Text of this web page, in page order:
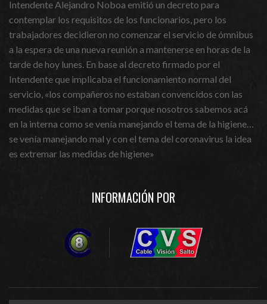
Intendente Alejandro Noboa emitió un decreto para
contemplar los requisitos de los funcionarios, pero los
trabajadores decidieron no comenzar el servicio de ómnibus
a la espera de una nueva reunión a mantenerse en horas de la
tarde de hoy lunes. En base al decreto firmado por el
Intendente que implicaba el funcionamiento normal del
servicio, «los compañeros no estaban convencidos con las
medidas que se iban a tomar porque nosotros sabemos acá
en la interna como se venía manejando el tema de la higiene…
se venía manejando mal y con el tema del coronavirus la idea
es extremar las medidas de higiene»
INFORMACIÓN POR